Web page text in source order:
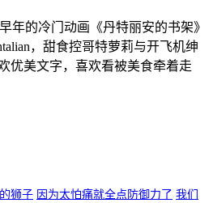
年的冷门动画《丹特丽安的书架》
，甜食控哥特萝莉与开飞机绅
优美文字，喜欢看被美食牵着走
狮子 因为太怕痛就全点防御力了 我们